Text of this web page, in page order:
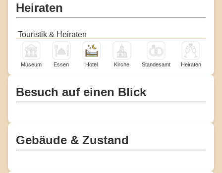
Heiraten
Touristik & Heiraten
Museum Essen Hotel Kirche Standesamt Heiraten
Besuch auf einen Blick
Gebäude & Zustand